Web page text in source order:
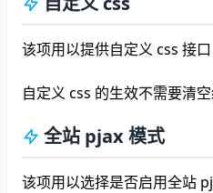
该项用以提供自定义 css 接
自定义 css 的生效不需要清空
全站 pjax 模式
该项用以选择是否启用全站